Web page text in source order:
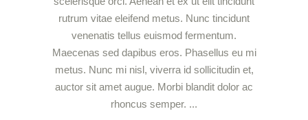
rutrum vitae eleifend metus. Nunc tincidunt
venenatis tellus euismod fermentum.
Maecenas sed dapibus eros. Phasellus eu mi
metus. Nunc mi nisl, viverra id sollicitudin et,
auctor sit amet augue. Morbi blandit dolor ac
rhoncus semper.